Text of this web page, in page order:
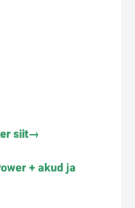
siit→
+ akud ja